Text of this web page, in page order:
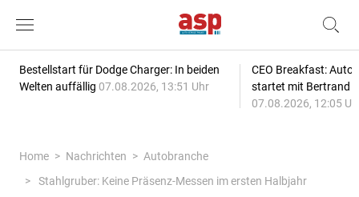
Bestellstart für Dodge Charger: In beiden
Welten auffällig 07.08.2026, 13:51 Uhr
CEO Breakfast:
startet mit Bertrand
07.08.2026, 12:05
Home Nachrichten
Autobranche
Stahlgruber: Keine Präsenz-Messen im ersten Halbjahr